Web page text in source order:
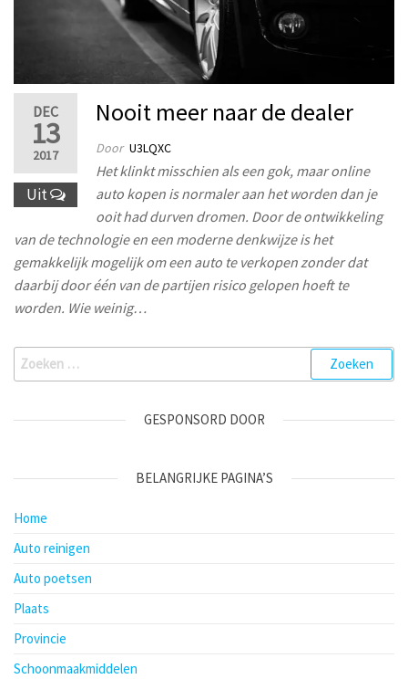
DEC
13
2017
Uit
Nooit meer naar de dealer
Door U3LQXC
Het klinkt misschien als een gok, maar online
auto kopen is normaler aan het worden dan je
ooit had durven dromen. Door de ontwikkeling
van de technologie en een moderne denkwijze is het
gemakkelijk mogelijk om een auto te verkopen zonder dat
daarbij door één van de partijen risico gelopen hoeft te
worden. Wie weinig…
Zoeken
naar:
GESPONSORD DOOR
BELANGRIJKE PAGINA’S
Home
Auto reinigen
Auto poetsen
Plaats
Provincie
Schoonmaakmiddelen